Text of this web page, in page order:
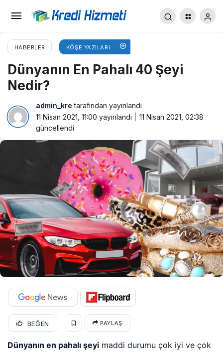
HABERLER KÖŞE YAZILARI
Dünyanın En Pahalı 40 Şeyi
Nedir?
admin_kre tarafından yayınlandı
11 Nisan 2021, 11:00 yayınlandı
11 Nisan 2021, 02:38
güncellendi
BEĞEN PAYLAŞ
Dünyanın en pahalı şeyi maddi durumu çok iyi ve çok